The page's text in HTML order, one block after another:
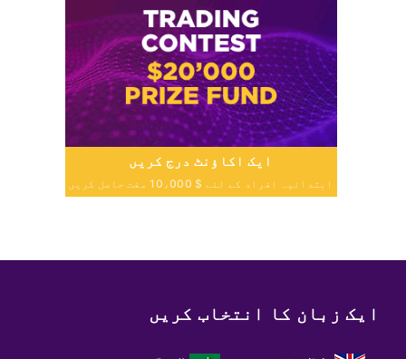
ایک اکاؤنٹ درج کریں
ابتدائیہ افراد کے لئے $ 10،000 مفت حاصل کریں
ایک زبان کا انتخاب کریں